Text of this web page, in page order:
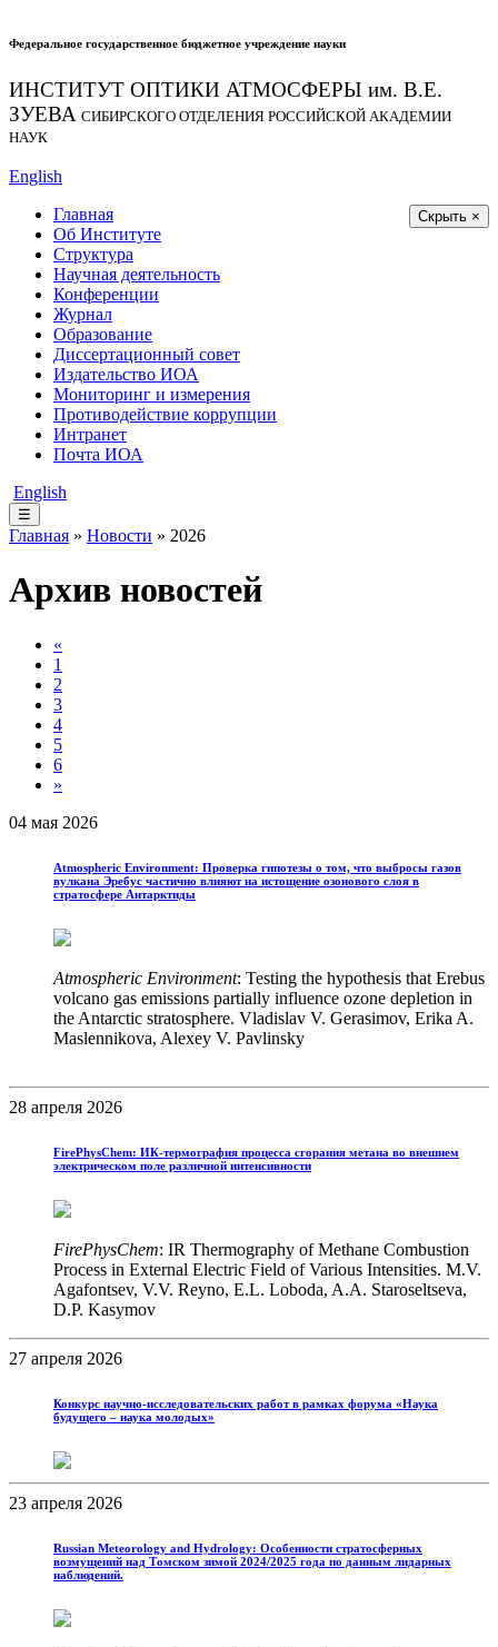
Федеральное государственное бюджетное учреждение науки
ИНСТИТУТ ОПТИКИ АТМОСФЕРЫ им. В.Е.
ЗУЕВА СИБИРСКОГО ОТДЕЛЕНИЯ РОССИЙСКОЙ АКАДЕМИИ
НАУК
English
Скрыть ×
Главная
Об Институте
Структура
Научная деятельность
Конференции
Журнал
Образование
Диссертационный совет
Издательство ИОА
Мониторинг и измерения
Противодействие коррупции
Интранет
Почта ИОА
English
☰
Главная » Новости » 2026
Архив новостей
«
1
2
3
4
5
6
»
04 мая 2026
Atmospheric Environment: Проверка гипотезы о том, что выбросы газов
вулкана Эребус частично влияют на истощение озонового слоя в
стратосфере Антарктиды
Atmospheric Environment: Testing the hypothesis that Erebus
volcano gas emissions partially influence ozone depletion in
the Antarctic stratosphere. Vladislav V. Gerasimov, Erika A.
Maslennikova, Alexey V. Pavlinsky
28 апреля 2026
FirePhysChem: ИК-термография процесса сгорания метана во внешнем
электрическом поле различной интенсивности
FirePhysChem: IR Thermography of Methane Combustion
Process in External Electric Field of Various Intensities. M.V.
Agafontsev, V.V. Reyno, E.L. Loboda, A.A. Staroseltseva,
D.P. Kasymov
27 апреля 2026
Конкурс научно-исследовательских работ в рамках форума «Наука
будущего – наука молодых»
23 апреля 2026
Russian Meteorology and Hydrology: Особенности стратосферных
возмущений над Томском зимой 2024/2025 года по данным лидарных
наблюдений.